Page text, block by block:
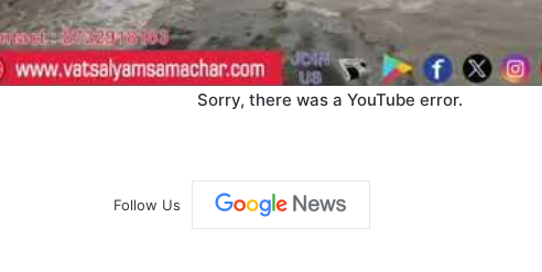
Sorry, there was a YouTube error.
Follow Us